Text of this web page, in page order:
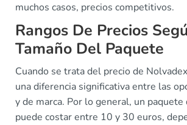
muchos casos, precios competitivos.
Rangos De Precios
Tamaño Del Paquete
Cuando se trata del precio de
una diferencia significativa entre las
y de marca. Por lo general, un
puede costar entre 10 y 30 euros,